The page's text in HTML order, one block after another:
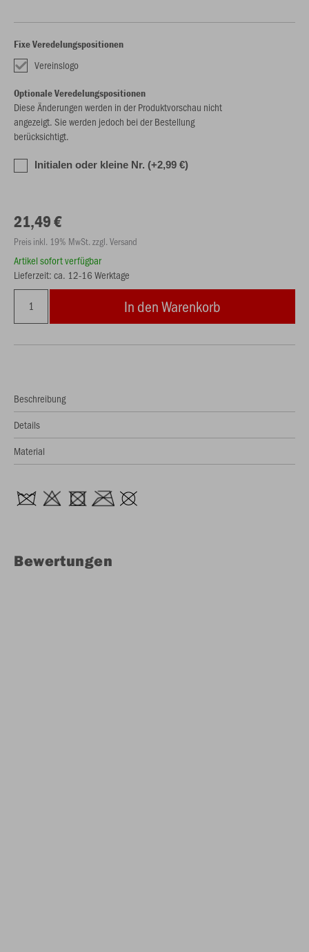
Fixe Veredelungspositionen
Vereinslogo
Optionale Veredelungspositionen
Diese Änderungen werden in der Produktvorschau nicht
angezeigt. Sie werden jedoch bei der Bestellung
berücksichtigt.
Initialen oder kleine Nr. (+2,99 €)
21,49 €
Preis inkl. 19% MwSt. zzgl. Versand
Artikel sofort verfügbar
Lieferzeit: ca. 12-16 Werktage
In den Warenkorb
Beschreibung
Details
Material
Bewertungen